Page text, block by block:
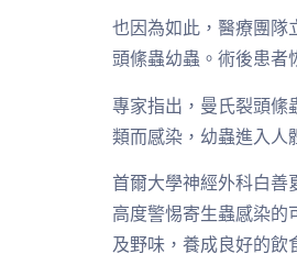
也因為如此，醫療團隊
頭絛蟲幼蟲。術後患者
專家指出，曼氏裂頭絛
類而感染，幼蟲進入人
首爾大學神經外科白善
高度警惕寄生蟲感染的
及野味，養成良好的飲